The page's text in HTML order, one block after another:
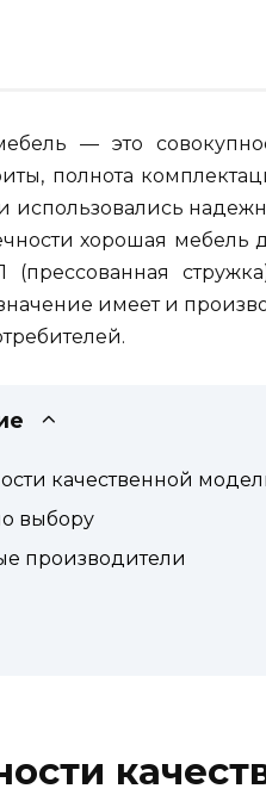
— это
полнота
использовались
хорошая мебель
имеет и
качественной
выбору
производители